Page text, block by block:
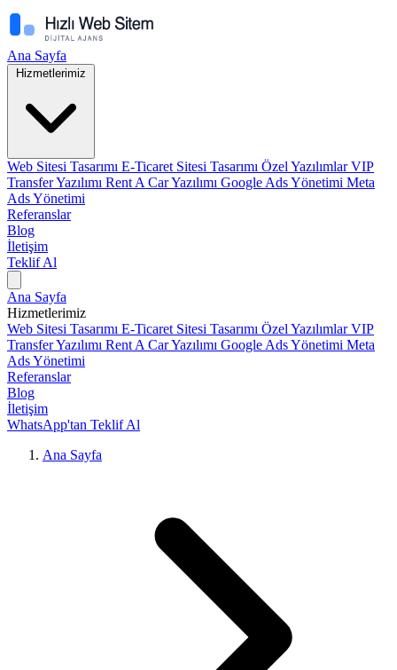
Ana Sayfa
Hizmetlerimiz
Web Sitesi Tasarımı E-Ticaret Sitesi Tasarımı Özel YazılımlarVIP
Transfer Yazılımı Rent A Car Yazılımı Google Ads Yönetimi Meta
Ads Yönetimi
Referanslar
Blog
İletişim
Teklif Al
Ana Sayfa
Hizmetlerimiz
Web Sitesi Tasarımı E-Ticaret Sitesi Tasarımı Özel YazılımlarVIP
Transfer Yazılımı Rent A Car Yazılımı Google Ads Yönetimi Meta
Ads Yönetimi
Referanslar
Blog
İletişim
WhatsApp'tan Teklif Al
Ana Sayfa